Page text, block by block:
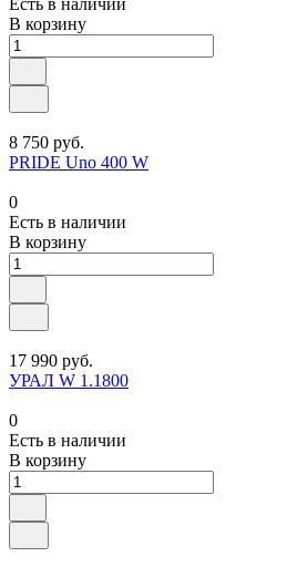
В корзину
8 750 руб.
PRIDE Uno 400 W
0
Есть в наличии
В корзину
17 990 руб.
УРАЛ W 1.1800
0
Есть в наличии
В корзину